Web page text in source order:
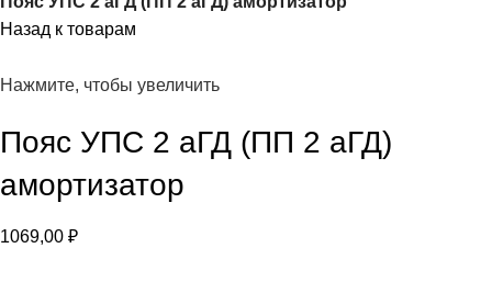
Назад к товарам
Нажмите, чтобы увеличить
Пояс УПС 2 аГД (ПП 2 аГД)
амортизатор
1069,00 ₽